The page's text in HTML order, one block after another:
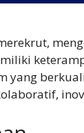
yang